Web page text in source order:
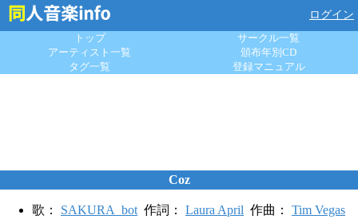
ログイン
トップ
サークル一覧
アーティスト一覧
頒布年別CD
タグ一覧
登録マニュアル
Coz
歌： SAKURA_bot 作詞： Laura April 作曲： Tim Vegas